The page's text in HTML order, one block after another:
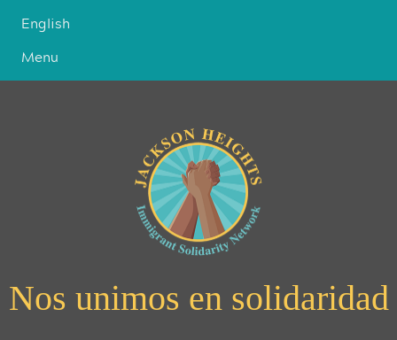
English
Menu
Nos unimos en solidaridad